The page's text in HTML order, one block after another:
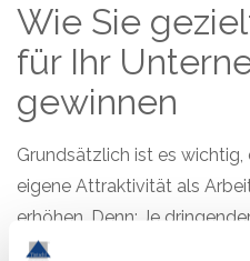
Wie Sie
für Ihr
gewinnen
Grundsätzlich ist es wichtig,
eigene Attraktivität als
erhöhen. Denn: Je
wird, desto wählerischer